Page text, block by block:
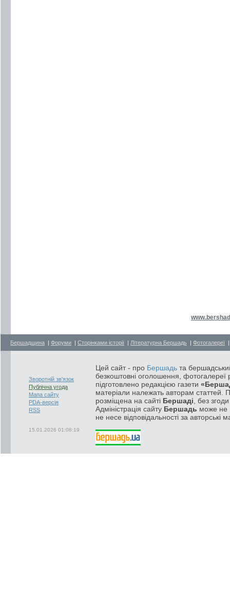
Бершадщина | Форуми | Сторінками історії | Літературна Бершадь | Фотогалереї
Зворотній зв'язок
Публічна угода
Мапа сайту
PDA-версія
RSS
15.01.2026 01:08:19
Цей сайт - про Бершадь та
безкоштовні оголошення, фотогалереї
підготовлено редакцією газети
матеріали належать авторам статтей.
розміщена на сайті Бершаді , без
Адміністрація сайту Бершадь може не
не несе відповідальності за авторські